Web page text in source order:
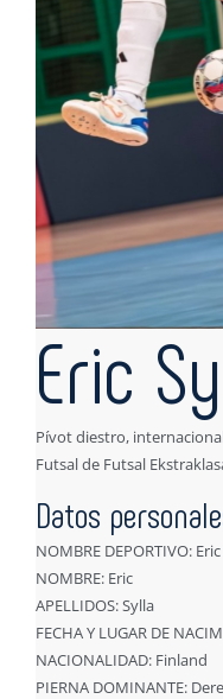
Eric
Pívot diestro,
Futsal de Futsal
Datos
NOMBRE DEPORTIVO: Eric
NOMBRE: Eric
APELLIDOS: Sylla
FECHA Y LUGAR DE
NACIONALIDAD: Finland
PIERNA DOMINANTE: